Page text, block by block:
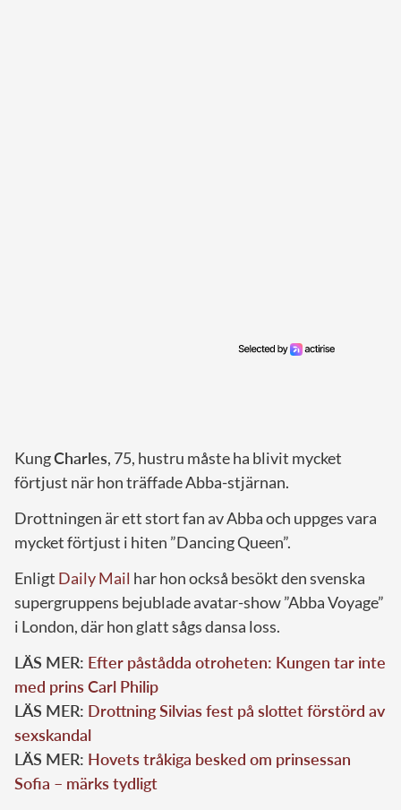
KungCharles, 75, hustru måste ha blivit mycket
förtjust när hon träffade Abba-stjärnan.
Drottningen är ett stort fan av Abba och uppges vara
mycket förtjust i hiten ”Dancing Queen”.
Enligt Daily Mail har hon också besökt den svenska
supergruppens bejublade avatar-show ”Abba Voyage”
i London, där hon glatt sågs dansa loss.
LÄS MER: Efter påstådda otroheten: Kungen tar inte
med prins Carl Philip
LÄS MER: Drottning Silvias fest på slottet förstörd av
sexskandal
LÄS MER: Hovets tråkiga besked om prinsessan
Sofia – märks tydligt